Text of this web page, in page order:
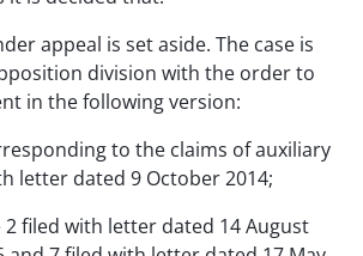
appeal is set aside. The case is
division with the order to
in the following version:
to the claims of auxiliary
letter dated 9 October 2014;
2 filed with letter dated 14 August